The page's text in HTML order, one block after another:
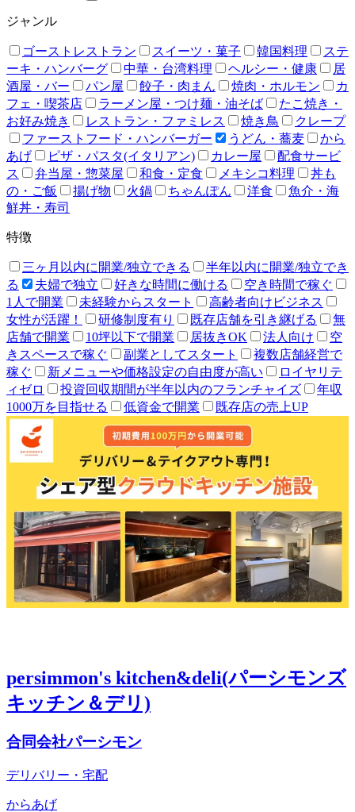
ジャンル
ゴーストレストラン スイーツ・菓子 韓国料理
ステ
ーキ・ハンバーグ
中華・台湾料理 ヘルシー・健康
居
酒屋・バー
パン屋 餃子・肉まん 焼肉・ホルモン
カ
フェ・喫茶店
ラーメン屋・つけ麺・油そば
たこ焼き・
お好み焼き
レストラン・ファミレス 焼き鳥
クレープ
ファーストフード・ハンバーガー
うどん・蕎麦
から
あげ
ピザ・パスタ(イタリアン) カレー屋
配食サービ
ス
弁当屋・惣菜屋 和食・定食 メキシコ料理
丼も
の・ご飯
揚げ物 火鍋 ちゃんぽん 洋食
魚介・海
鮮丼・寿司
特徴
三ヶ月以内に開業/独立できる
半年以内に開業/独立でき
る
夫婦で独立 好きな時間に働ける
空き時間で稼ぐ
1人で開業
未経験からスタート
高齢者向けビジネス
女性が活躍！
研修制度有り 既存店舗を引き継げる
無
店舗で開業
10坪以下で開業 居抜きOK 法人向け
空
きスペースで稼ぐ
副業としてスタート
複数店舗経営で
稼ぐ
新メニューや価格設定の自由度が高い
ロイヤリテ
ィゼロ
投資回収期間が半年以内のフランチャイズ
年収
1000万を目指せる
低資金で開業 既存店の売上UP
persimmon's kitchen&deli(パーシモンズ
キッチン＆デリ)
合同会社パーシモン
デリバリー・宅配
からあげ